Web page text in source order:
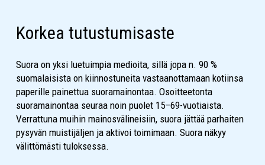
Korkea tutustumisaste
Suora on yksi luetuimpia medioita, sillä jopa n. 90 %
suomalaisista on kiinnostuneita vastaanottamaan kotiinsa
paperille painettua suoramainontaa. Osoitteetonta
suoramainontaa seuraa noin puolet 15–69-vuotiaista.
Verrattuna muihin mainosvälineisiin, suora jättää parhaiten
pysyvän muistijäljen ja aktivoi toimimaan. Suora näkyy
välittömästi tuloksessa.